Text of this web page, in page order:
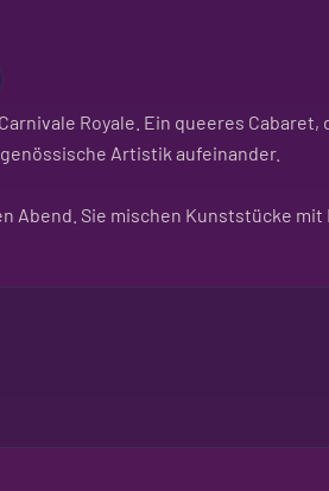
Royale. Ein queeres Cabaret,
Artistik aufeinander.
Abend. Sie mischen Kunststücke mit
zum Nachdenken anregt. Ein